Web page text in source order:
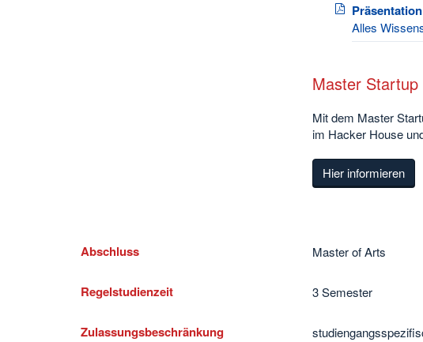
Alles
Master Startup
Mit dem Master
im Hacker House
Hier informieren
Abschluss Master of Arts
Regelstudienzeit 3 Semester
Zulassungsbeschränkung